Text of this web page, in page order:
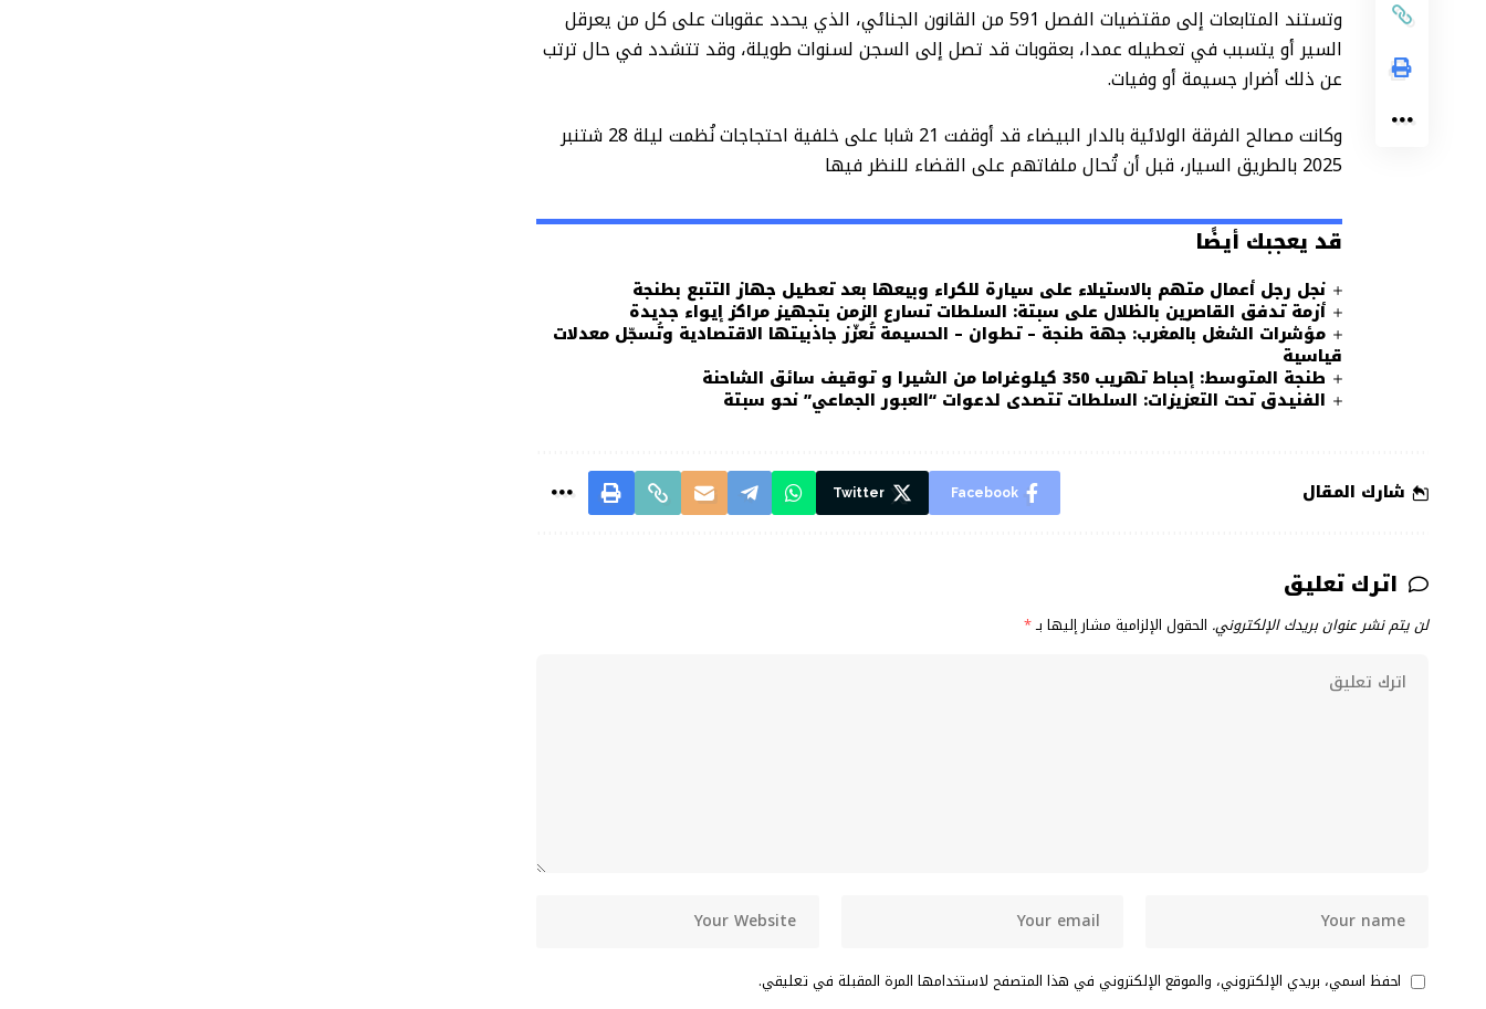
وتستند المتابعات إلى مقتضيات الفصل 591 من القانون الجنائي، الذي يحدد عقوبات على كل من يعرقل
السير أو يتسبب في تعطيله عمدا، بعقوبات قد تصل إلى السجن لسنوات طويلة، وقد تتشدد في حال ترتب
عن ذلك أضرار جسيمة أو وفيات.
وكانت مصالح الفرقة الولائية بالدار البيضاء قد أوقفت 21 شابا على خلفية احتجاجات نُظمت ليلة 28 شتنبر
2025 بالطريق السيار، قبل أن تُحال ملفاتهم على القضاء للنظر فيها
قد يعجبك أيضًا
نجل رجل أعمال متهم بالاستيلاء على سيارة للكراء وبيعها بعد تعطيل جهاز التتبع بطنجة
أزمة تدفق القاصرين بالظلال على سبتة: السلطات تسارع الزمن بتجهيز مراكز إيواء جديدة
مؤشرات الشغل بالمغرب: جهة طنجة – تطوان – الحسيمة تُعزّز جاذبيتها الاقتصادية وتُسجّل معدلات
قياسية
طنجة المتوسط: إحباط تهريب 350 كيلوغراما من الشيرا و توقيف سائق الشاحنة
الفنيدق تحت التعزيزات: السلطات تتصدى لدعوات “العبور الجماعي” نحو سبتة
شارك المقال Facebook
Twitter
اترك تعليق
لن يتم نشر عنوان بريدك الإلكتروني. الحقول الإلزامية مشار إليها بـ*
احفظ اسمي، بريدي الإلكتروني، والموقع الإلكتروني في هذا المتصفح لاستخدامها المرة المقبلة في تعليقي.